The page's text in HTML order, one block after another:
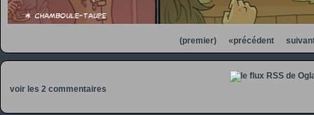
(premier) «précédent
voir les 2 commentaires